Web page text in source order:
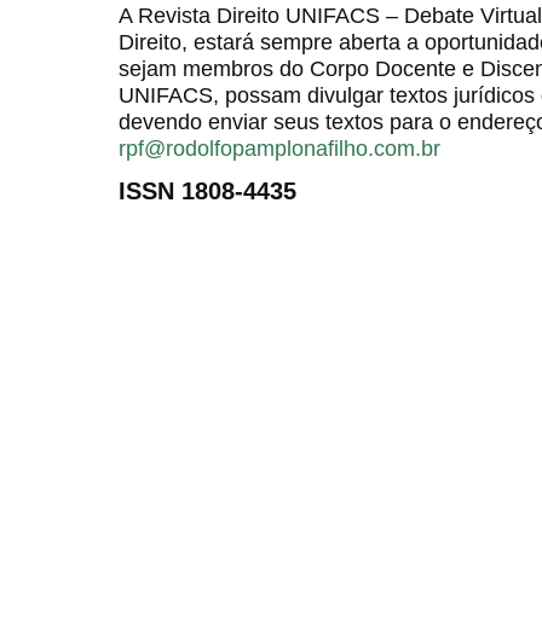
A Revista Direito UNIFACS – Debate
Direito, estará sempre aberta a
sejam membros do Corpo Docente e
UNIFACS, possam divulgar textos
devendo enviar seus textos para o
rpf@rodolfopamplonafilho.com.br
ISSN 1808-4435